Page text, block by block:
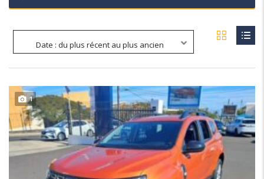
Date : du plus récent au plus ancien
1